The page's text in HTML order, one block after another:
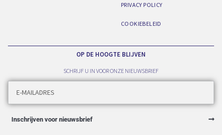
PRIVACY POLICY
COOKIEBELEID
OP DE HOOGTE BLIJVEN
SCHRIJF U IN VOOR ONZE NIEUWSBRIEF
Inschrijven voor nieuwsbrief